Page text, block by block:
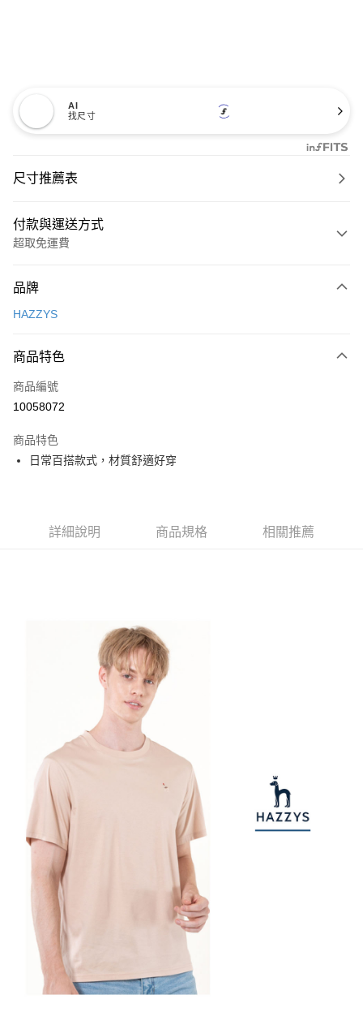
AI
找尺寸
尺寸推薦表
付款與運送方式
超取免運費
信用卡一次付款
LINE Pay
Apple Pay
悠遊付
1.本服務由台灣大哥大提供，台灣大哥大用戶可立即使用無須另外申請。
1.分期款項不併入電信帳單，「大哥付你分期」於每月結算日後寄送繳費提
2.透過簡訊連結打開帳單後，可選擇「超商條碼／台灣大直營門市／銀行轉
帳／街口支付／iPASS MONEY」等通路繳費。
【注意事項】
1.本服務係由「台灣大哥大股份有限公司」（以下簡稱本公司）所提供，讓
用戶於交易時，得透過本服務購買商品或服務，並由商店將買賣／分期付款
買賣價金債權讓與本公司後，依約使用本公司帳單繳交帳款。
2.基於同意付款使用「大哥付你分期」之契約關係目的，商店將以您的個人
資料（包含姓名、電話或地址）提供予台灣大哥大進項蒐集、處理及利用，
由本公司與您本人進行分期帳單所需資料之確認、核對及更正。
3.完整用戶服務條款，請詳閱以下連結：https://oppay.tw/userRule
AFTEE先享後付
２．便利：只要手機號碼，簡訊認證，即可結帳。
３．安心：先確認商品／服務後，再付款。
【「AFTEE先享後付」結帳流程】
１．於結帳方式選擇「AFTEE先享後付」後，將跳轉至「AFTEE先享後付」
結帳頁面，進行簡訊認證並確認金額後，即可完成結帳。
２．訂單成立數日內，您將收到繳費通知簡訊。
３．收到繳費通知簡訊後14天內，點擊此簡訊中的連結，可透過四大超商／
ATM／網路銀行／等多元方式進行付款，方視為交易完成。
※ 請注意：結帳手續完成當下不需立刻繳費，但若您需要取消訂單，請聯絡
購買商品的店家。未經商家同意取消之訂單仍視為有效，需透過AFTEE先享
後付繳納相關費用。
※ 交易是否成功請以「AFTEE先享後付 」之結帳頁面顯示為準，若有關於
是否繳費成功／繳費後需取消欲退款等相關疑問，請聯繫「AFTEE先享後付
客戶支援中心」
https://netprotections.freshdesk.com/support/home
【注意事項】
１．透過由恩沛科技股份有限公司提供之「AFTEE先享後付」服務完成之交
易，需依本服務之必要範圍內提供個人資料，並將交易相關給付款項請求債
權轉讓予恩沛科技股份有限公司。
２．關於個人資料處理事宜，請瀏覽以下網址：
https://aftee.tw/terms/#terms3
３．未成年的使用者請事先徵得法定代理人或監護人之同意方可使用
「AFTEE先享後付」，若未經同意申辦者引起之損失，本公司不負相關責
４．使用「AFTEE先享後付」時，將依據個別帳號之用戶狀況，依本公司即
萊爾富取貨付款
付款後萊爾富取貨
免運費
7-11取貨付款
付款後7-11取貨
免運費
免運費
品牌
HAZZYS
商品特色
商品編號
10058072
商品特色
日常百搭款式，材質舒適好穿
詳細說明 商品規格 相關推薦